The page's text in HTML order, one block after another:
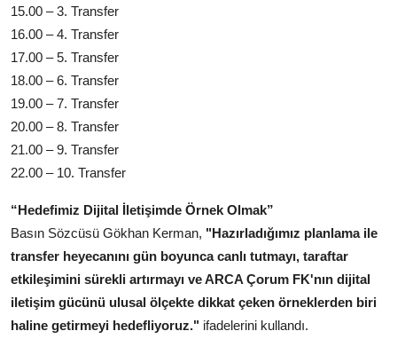
15.00 – 3. Transfer
16.00 – 4. Transfer
17.00 – 5. Transfer
18.00 – 6. Transfer
19.00 – 7. Transfer
20.00 – 8. Transfer
21.00 – 9. Transfer
22.00 – 10. Transfer
“Hedefimiz Dijital İletişimde Örnek Olmak”
Basın Sözcüsü Gökhan Kerman, "Hazırladığımız planlama ile
transfer heyecanını gün boyunca canlı tutmayı, taraftar
etkileşimini sürekli artırmayı ve ARCA Çorum FK'nın dijital
iletişim gücünü ulusal ölçekte dikkat çeken örneklerden biri
haline getirmeyi hedefliyoruz." ifadelerini kullandı.